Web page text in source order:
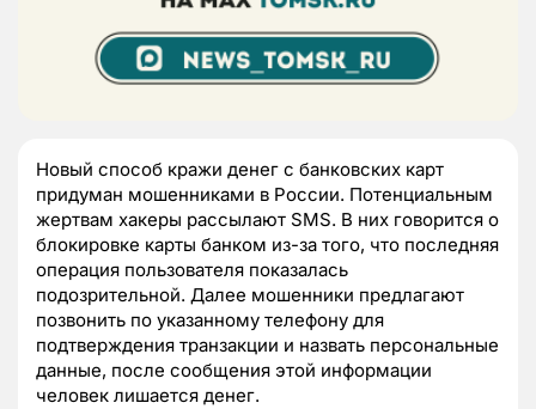
Новый способ кражи денег с банковских карт
придуман мошенниками в России. Потенциальным
жертвам хакеры рассылают SMS. В них говорится о
блокировке карты банком из-за того, что последняя
операция пользователя показалась
подозрительной. Далее мошенники предлагают
позвонить по указанному телефону для
подтверждения транзакции и назвать персональные
данные, после сообщения этой информации
человек лишается денег.